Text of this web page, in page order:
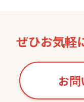
ぜひお気軽
お問